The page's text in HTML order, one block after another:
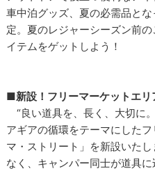
車中泊グッズ、夏の必需品と
定。夏のレジャーシーズン前
イテムをゲットしよう！
■新設！フリーマーケットエリ
“良い道具を、長く、大切に
アギアの循環をテーマにした
マ・ストリート」を新設いた
なく、キャンパー同士が道具